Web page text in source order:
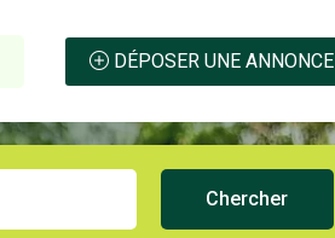
DÉPOSER UNE ANNONCE